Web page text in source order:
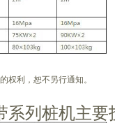
权利，恕不另行通知。
系列桩机主要